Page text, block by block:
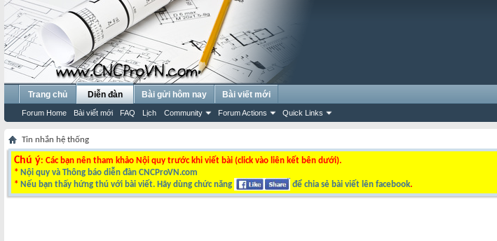
Trang chủ Diễn đàn
Forum Home Bài viết mới FAQ Lịch Community Forum Actions Quick Links
Bài gửi hôm nay Bài viết mới
Tin nhắn hệ thống
Chú ý: Các bạn nên tham khảo Nội quy trước khi viết bài (click vào liên kết bên dưới).
* Nội quy và Thông báo diễn đàn CNCProVN.com
* Nếu bạn thấy hứng thú với bài viết. Hãy dùng chức năng để chia sẻ bài viết lên facebook.